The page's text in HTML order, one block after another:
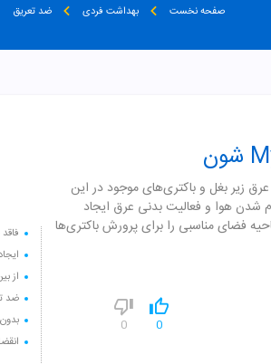
صفحه نخست بهداشت فردی ضد تعریق
از
ضد
انقضا :
زیر بغل و باکتری‌های موجود در این
شدن هوا و فعالیت بدنی عرق ایجاد
فضای مناسبی را برای پرورش باکتری‌ها
0
0